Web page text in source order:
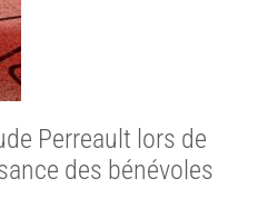
Perreault lors de
des bénévoles